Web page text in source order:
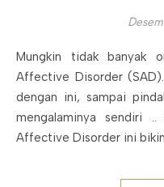
Mungkin tidak banyak orang yang mengenal Seasonal
Affective Disorder
dengan ini, sampai
mengalaminya sendiri
Affective Disorder ini